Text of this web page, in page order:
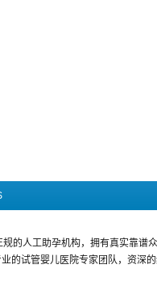
的人工助孕机构，拥有真实靠谱
的试管婴儿医院专家团队，资深